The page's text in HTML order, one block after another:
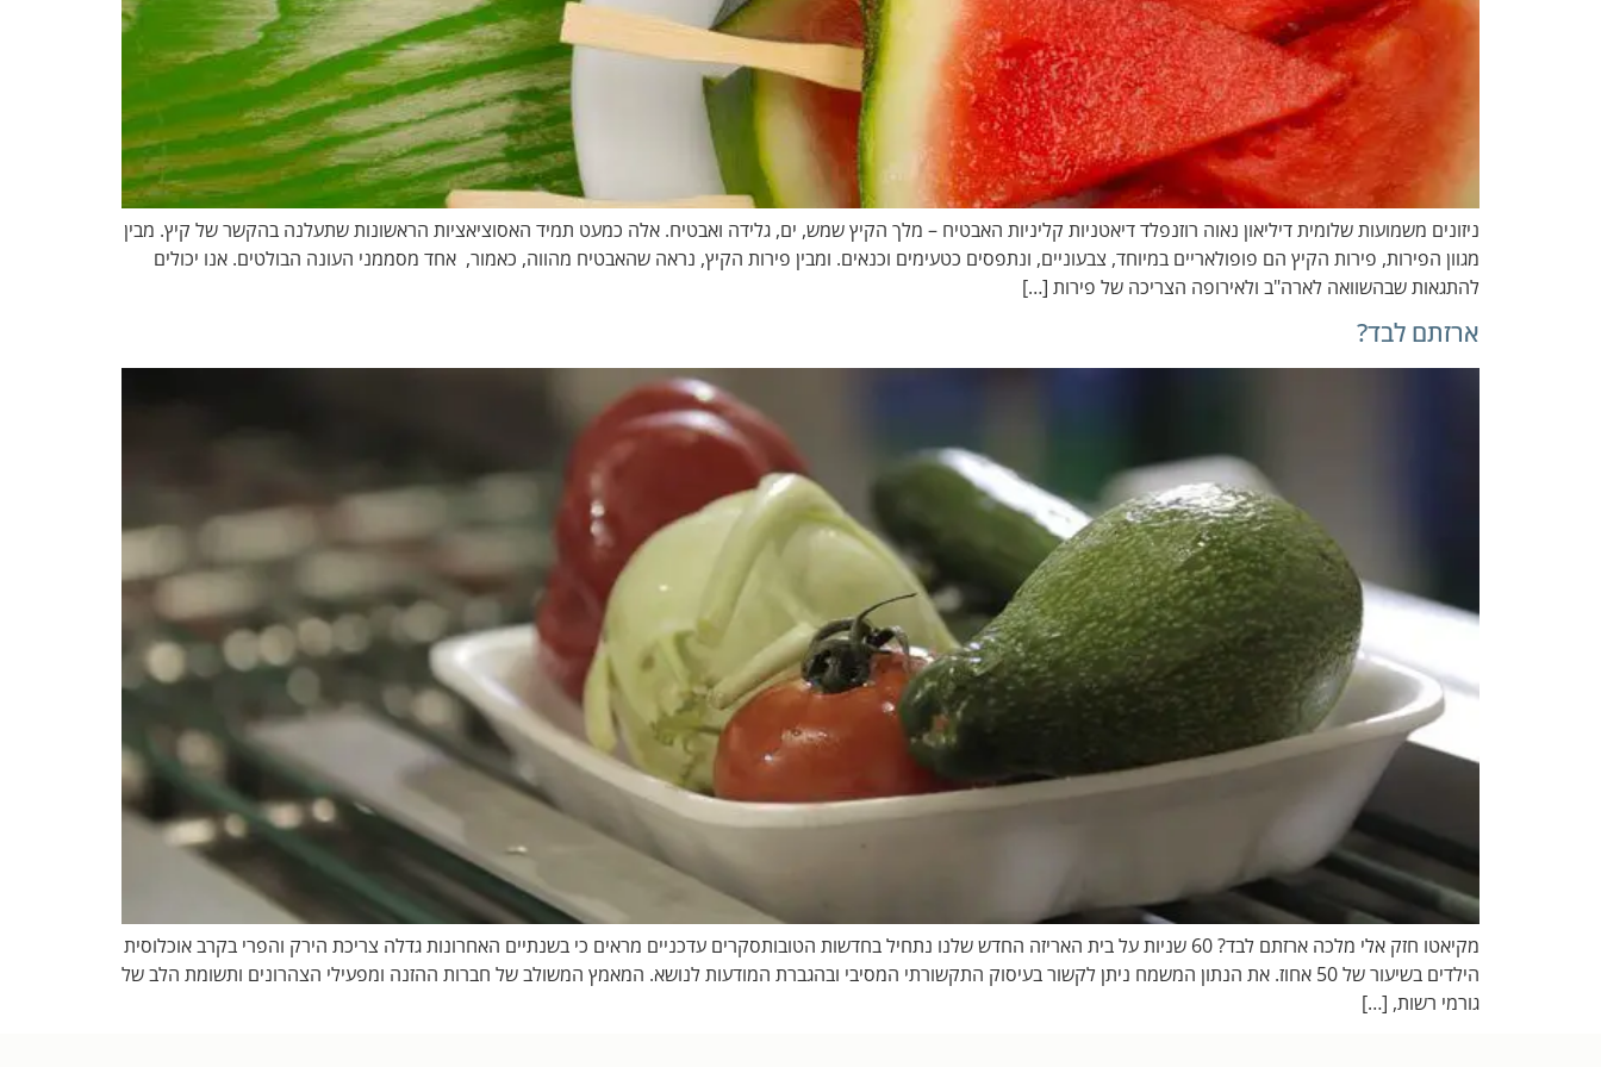
ניזונים משמועות שלומית דיליאון נאוה רוזנפלד דיאטניות קליניות האבטיח – מלך הקיץ שמש, ים, גלידה ואבטיח. אלה כמעט תמיד האסוציאציות הראשונות שתעלנה בהקשר של קיץ. מבין
מגוון הפירות, פירות הקיץ הם פופולאריים במיוחד, צבעוניים, ונתפסים כטעימים וכנאים. ומבין פירות הקיץ, נראה שהאבטיח מהווה, כאמור, אחד מסממני העונה הבולטים. אנו יכולים
להתגאות שבהשוואה לארה"ב ולאירופה הצריכה של פירות […]
ארזתם לבד?
מקיאטו חזק אלי מלכה ארזתם לבד? 60 שניות על בית האריזה החדש שלנו נתחיל בחדשות הטובותסקרים עדכניים מראים כי בשנתיים האחרונות גדלה צריכת הירק והפרי בקרב אוכלוסית
הילדים בשיעור של 50 אחוז. את הנתון המשמח ניתן לקשור בעיסוק התקשורתי המסיבי ובהגברת המודעות לנושא. המאמץ המשולב של חברות ההזנה ומפעילי הצהרונים ותשומת הלב של
גורמי רשות, […]